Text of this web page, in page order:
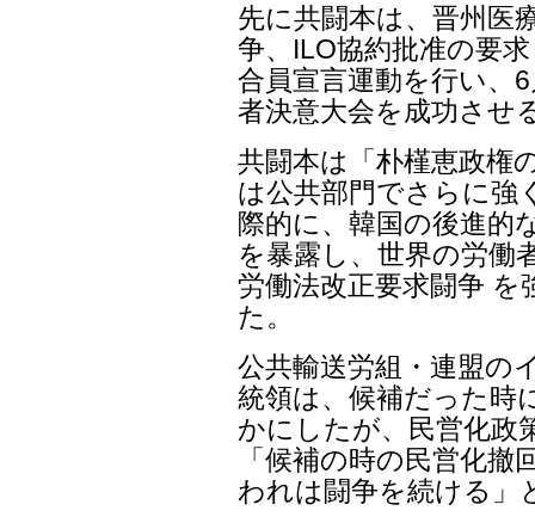
先に共闘本は、晋州医
争、ILO協約批准の要
合員宣言運動を行い、
者決意大会を成功させ
共闘本は「朴槿恵政権
は公共部門でさらに強
際的に、韓国の後進的
を暴露し、世界の労働
労働法改正要求闘争
た。
公共輸送労組・連盟の
統領は、候補だった時
かにしたが、民営化政
「候補の時の民営化
われは闘争を続ける」